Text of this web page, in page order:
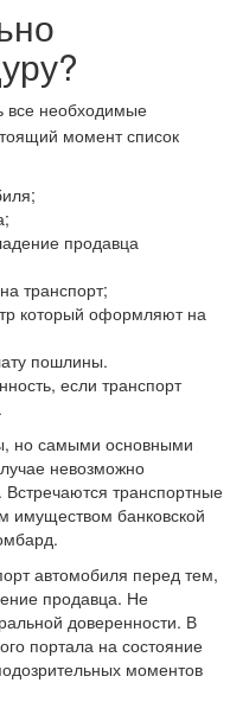
все необходимые
момент список
продавца
транспорт;
который оформляют на
пошлины.
если транспорт
но самыми основными
невозможно
транспортные
имуществом банковской
автомобиля перед тем,
продавца. Не
доверенности. В
портала на состояние
моментов